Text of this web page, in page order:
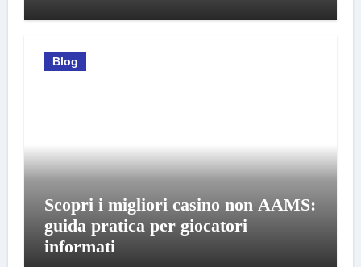
Blog
Scopri i migliori casino non AAMS:
guida pratica per giocatori
informati